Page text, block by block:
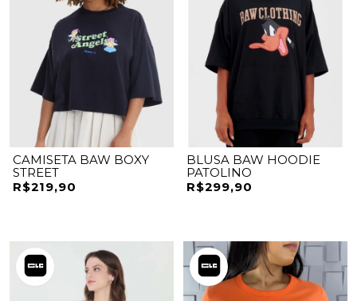
CAMISETA BAW BOXY
STREET
R$219,90
BLUSA BAW HOODIE
PATOLINO
R$299,90